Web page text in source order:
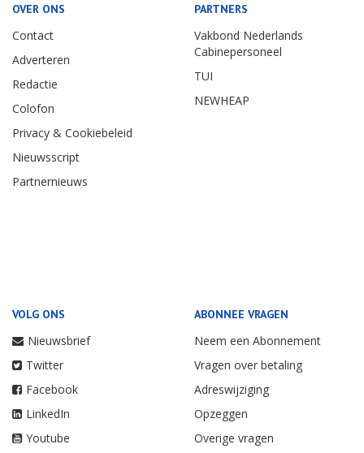
OVER ONS
Contact
Adverteren
Redactie
Colofon
Privacy & Cookiebeleid
Nieuwsscript
Partnernieuws
PARTNERS
Vakbond Nederlands
Cabinepersoneel
TUI
NEWHEAP
VOLG ONS
Nieuwsbrief
Twitter
Facebook
LinkedIn
Youtube
ABONNEE VRAGEN
Neem een Abonnement
Vragen over betaling
Adreswijziging
Opzeggen
Overige vragen